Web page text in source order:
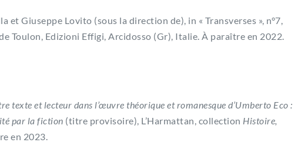
et Giuseppe Lovito (sous la direction de), in « Transverses », n°7,
Toulon, Edizioni Effigi, Arcidosso (Gr), Italie. À paraître en 2022.
texte et lecteur dans l’œuvre théorique et romanesque d’Umberto Eco :
par la fiction (titre provisoire), L’Harmattan, collection Histoire,
en 2023.